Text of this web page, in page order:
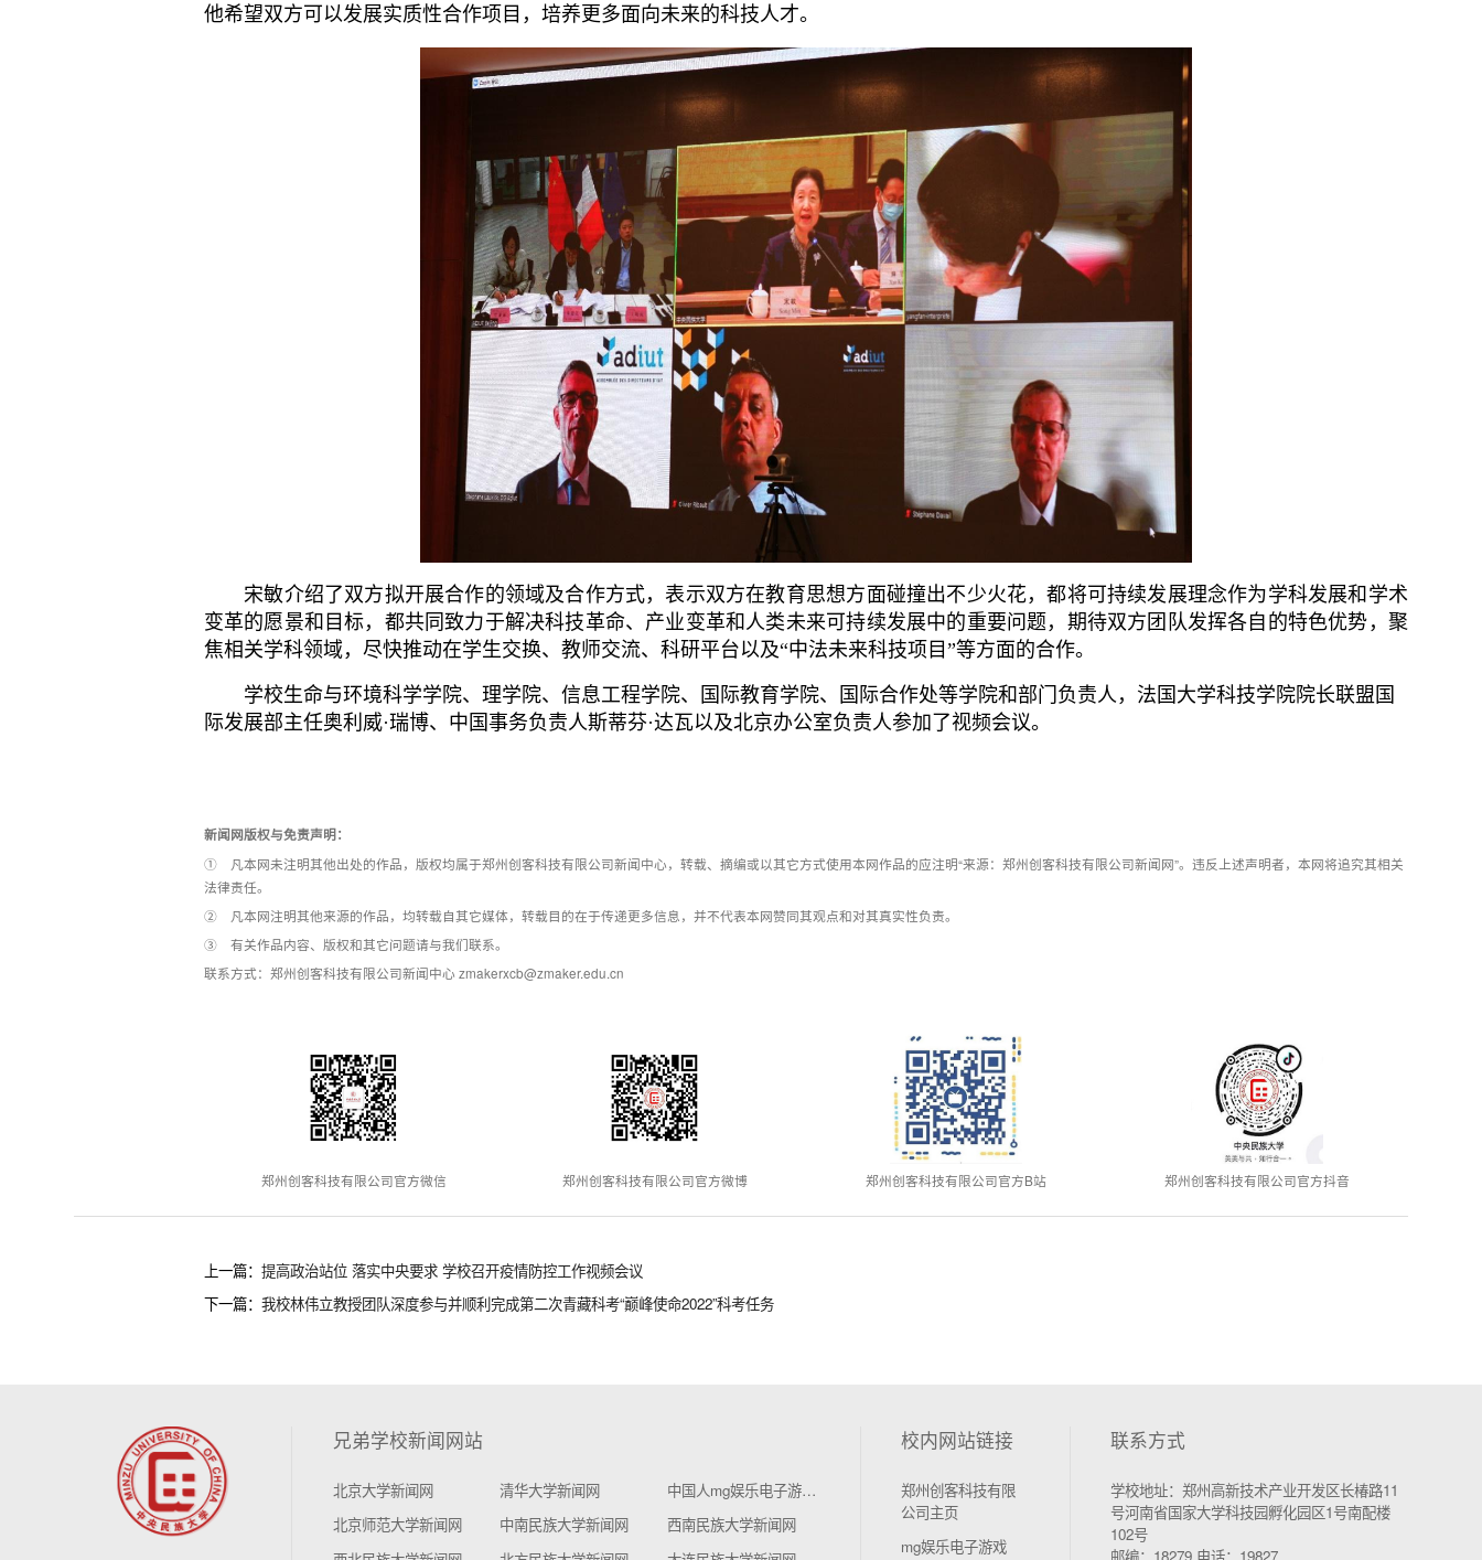
他希望双方可以发展实质性合作项目，培养更多面向未来的科技人才。
宋敏介绍了双方拟开展合作的领域及合作方式，表示双方在教育思想方面碰撞出不少火花，都将可持续发展理念作为学科发展和学术
变革的愿景和目标，都共同致力于解决科技革命、产业变革和人类未来可持续发展中的重要问题，期待双方团队发挥各自的特色优势，聚
焦相关学科领域，尽快推动在学生交换、教师交流、科研平台以及“中法未来科技项目”等方面的合作。
学校生命与环境科学学院、理学院、信息工程学院、国际教育学院、国际合作处等学院和部门负责人，法国大学科技学院院长联盟国
际发展部主任奥利威·瑞博、中国事务负责人斯蒂芬·达瓦以及北京办公室负责人参加了视频会议。
新闻网版权与免责声明：
① 凡本网未注明其他出处的作品，版权均属于郑州创客科技有限公司新闻中心，转载、摘编或以其它方式使用本网作品的应注明“来源：郑州创客科技有限公司新闻网”。违反上述声明者，本网将追究其相关
法律责任。
② 凡本网注明其他来源的作品，均转载自其它媒体，转载目的在于传递更多信息，并不代表本网赞同其观点和对其真实性负责。
③ 有关作品内容、版权和其它问题请与我们联系。
联系方式：郑州创客科技有限公司新闻中心 zmakerxcb@zmaker.edu.cn
郑州创客科技有限公司官方微信 郑州创客科技有限公司官方微博 郑州创客科技有限公司官方B站 郑州创客科技有限公司官方抖音
上一篇： 提高政治站位 落实中央要求 学校召开疫情防控工作视频会议
下一篇： 我校林伟立教授团队深度参与并顺利完成第二次青藏科考“巅峰使命2022”科考任务
兄弟学校新闻网站
北京大学新闻网 清华大学新闻网
中国人mg娱乐电子游戏4155学新闻网
北京师范大学新闻网
中南民族大学新闻网
西南民族大学新闻网
校内网站链接
郑州创客科技有限
公司主页
mg娱乐电子游戏
联系方式
学校地址：郑州高新技术产业开发区长椿路11
号河南省国家大学科技园孵化园区1号南配楼
102号